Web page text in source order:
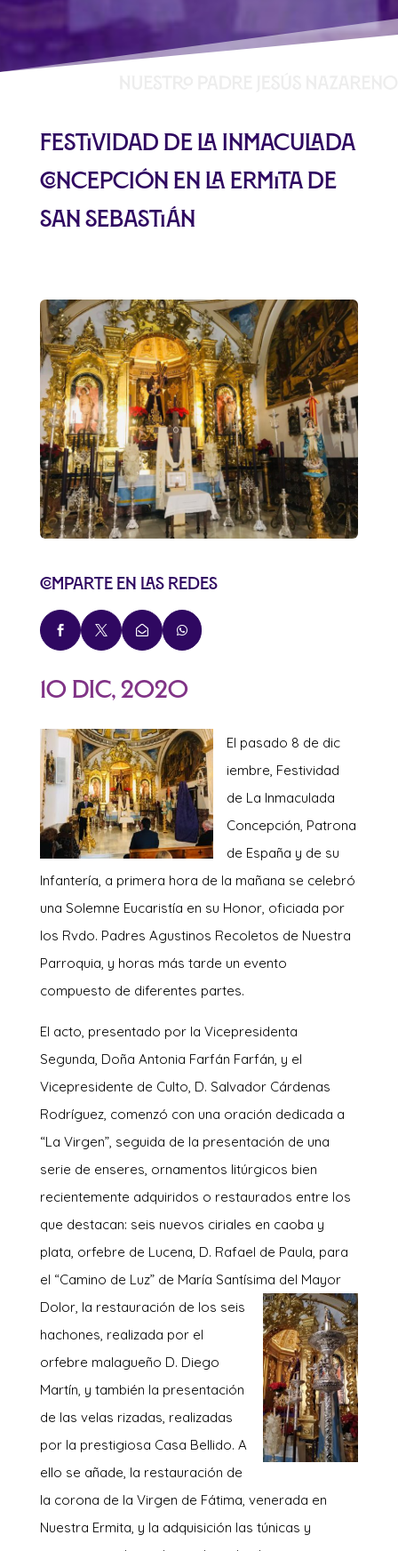
Festividad de La Inmaculada
Concepción en la Ermita de
San Sebastián
Comparte en las redes
   
10 Dic, 2020
El pasado 8 de dic
iembre, Festividad
de La Inmaculada
Concepción, Patrona
de España y de su
Infantería, a primera hora de la mañana se celebró
una Solemne Eucaristía en su Honor, oficiada por
los Rvdo. Padres Agustinos Recoletos de Nuestra
Parroquia, y horas más tarde un evento
compuesto de diferentes partes.
El acto, presentado por la Vicepresidenta
Segunda, Doña Antonia Farfán Farfán, y el
Vicepresidente de Culto, D. Salvador Cárdenas
Rodríguez, comenzó con una oración dedicada a
“La Virgen”, seguida de la presentación de una
serie de enseres, ornamentos litúrgicos bien
recientemente adquiridos o restaurados entre los
que destacan: seis nuevos ciriales en caoba y
plata, orfebre de Lucena, D. Rafael de Paula, para
el “Camino de Luz” de María Santísima del Mayor
Dolor, la restauración de los seis
hachones, realizada por el
orfebre malagueño D. Diego
Martín, y también la presentación
de las velas rizadas, realizadas
por la prestigiosa Casa Bellido. A
ello se añade, la restauración de
la corona de la Virgen de Fátima, venerada en
Nuestra Ermita, y la adquisición las túnicas y